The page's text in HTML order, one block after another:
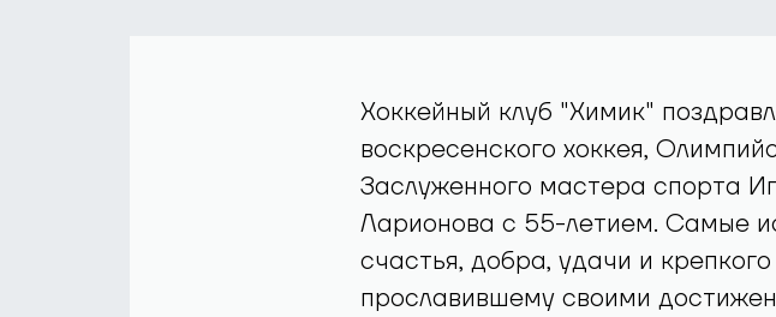
Хоккейный клуб "Химик"
воскресенского хоккея,
Заслуженного мастера спорта
Ларионова с 55-летием. Самые
счастья, добра, удачи и
прославившему своими